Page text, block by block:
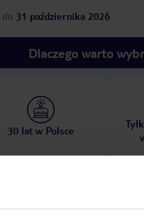
do 31 października 2026
Dlaczego warto
30 lat w Polsce
Wyżywienie